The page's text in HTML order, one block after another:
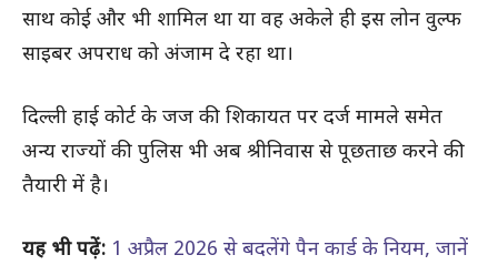
साथ कोई और भी शामिल था या वह अकेले ही इस लोन वुल्फ
साइबर अपराध को अंजाम दे रहा था।
दिल्ली हाई कोर्ट के जज की शिकायत पर दर्ज मामले समेत
अन्य राज्यों की पुलिस भी अब श्रीनिवास से पूछताछ करने की
तैयारी में है।
यह भी पढ़ें: 1 अप्रैल 2026 से बदलेंगे पैन कार्ड के नियम, जानें